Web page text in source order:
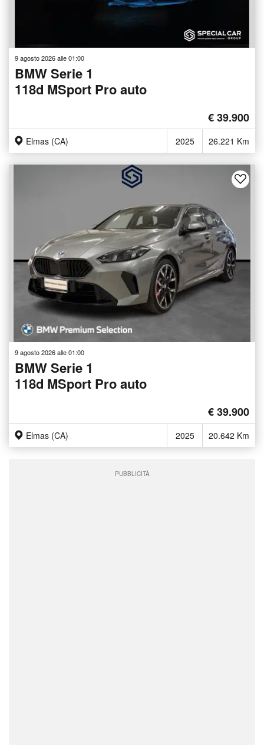
9 agosto 2026 alle 01:00
BMW Serie 1
118d MSport Pro auto
€ 39.900
Elmas (CA) 2025 26.221 Km
9 agosto 2026 alle 01:00
BMW Serie 1
118d MSport Pro auto
€ 39.900
Elmas (CA) 2025 20.642 Km
PUBBLICITÀ